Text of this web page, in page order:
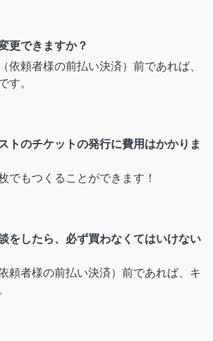
更できますか？
依頼者様の前払い決済）前であれば、
す。
トのチケットの発行に費用はかかりま
でもつくることができます！
をしたら、必ず買わなくてはいけない
頼者様の前払い決済）前であれば、キ